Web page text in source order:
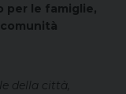
per le famiglie,
della città,